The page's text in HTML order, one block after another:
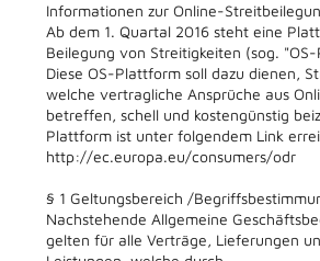
Informationen zur Online-
Ab dem 1. Quartal 2016 steht eine
Beilegung von Streitigkeiten (sog.
Diese OS-Plattform soll dazu dienen,
welche vertragliche Ansprüche aus
betreffen, schell und kostengünstig
Plattform ist unter folgendem Link
http://ec.europa.eu/consumers/odr
§ 1 Geltungsbereich /
Nachstehende Allgemeine
gelten für alle Verträge, Lieferungen